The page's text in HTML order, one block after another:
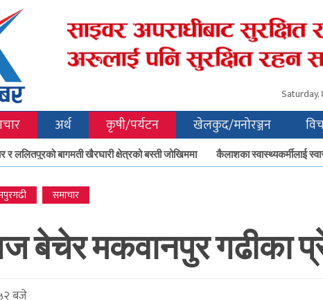
अर्थ कृषी/पर्यटन खेलकुद/मनोरञ्जन
बागमती खैरघारी क्षेत्रको बस्ती जोखिममा कैलाशका स्वास्थ्यकर्मीलाई
समाचार
बेचेर मकवानपुर गढीका
बजे